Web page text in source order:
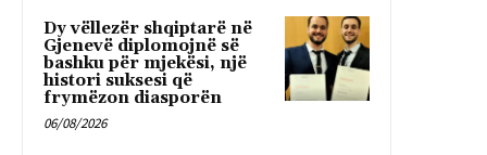
Dy vëllezër shqiptarë në
Gjenevë diplomojnë së
bashku për mjekësi, një
histori suksesi që
frymëzon diasporën
06/08/2026